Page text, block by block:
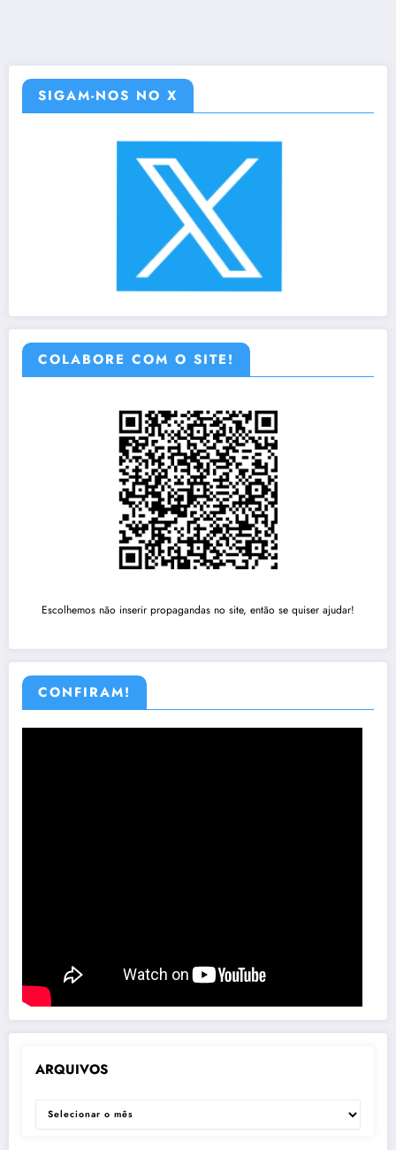
SIGAM-NOS NO X
COLABORE COM O SITE!
Escolhemos não inserir propagandas no site, então se quiser ajudar!
CONFIRAM!
ARQUIVOS
ARQUIVOS